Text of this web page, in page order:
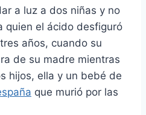
a luz a dos niñas y no
quien el ácido desfiguró
años, cuando su
de su madre mientras
hijos, ella y un bebé de
que murió por las